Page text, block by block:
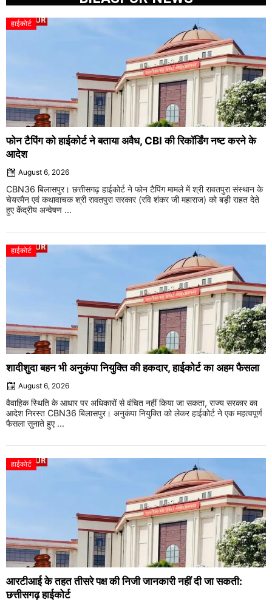
हाईकोर्ट
फोन टैपिंग को हाईकोर्ट ने बताया अवैध, CBI की रिकॉर्डिंग नष्ट करने के
आदेश
August 6, 2026
CBN36 बिलासपुर। छत्तीसगढ़ हाईकोर्ट ने फोन टैपिंग मामले में श्री रावतपुरा संस्थान के
चेयरमैन एवं कथावाचक श्री रावतपुरा सरकार (रवि शंकर जी महाराज) को बड़ी राहत देते
हुए केंद्रीय अन्वेषण ...
हाईकोर्ट
शादीशुदा बहन भी अनुकंपा नियुक्ति की हकदार, हाईकोर्ट का अहम फैसला
August 6, 2026
वैवाहिक स्थिति के आधार पर अधिकारों से वंचित नहीं किया जा सकता, राज्य सरकार का
आदेश निरस्त CBN36 बिलासपुर। अनुकंपा नियुक्ति को लेकर हाईकोर्ट ने एक महत्वपूर्ण
फैसला सुनाते हुए ...
हाईकोर्ट
आरटीआई के तहत तीसरे पक्ष की निजी जानकारी नहीं दी जा सकती:
छत्तीसगढ़ हाईकोर्ट